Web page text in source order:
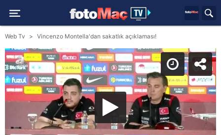
Web Tv Vincenzo Montella'dan sakatlık açıklaması!